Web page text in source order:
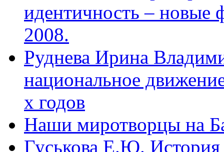
идентичность – новые
2008.
Руднева Ирина
национальное
х годов
Наши миротворцы на
Гуськова Е.Ю. История